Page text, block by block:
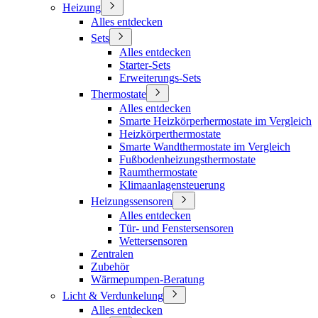
Heizung
Alles entdecken
Sets
Alles entdecken
Starter-Sets
Erweiterungs-Sets
Thermostate
Alles entdecken
Smarte Heizkörperhermostate im Vergleich
Heizkörperthermostate
Smarte Wandthermostate im Vergleich
Fußbodenheizungsthermostate
Raumthermostate
Klimaanlagensteuerung
Heizungssensoren
Alles entdecken
Tür- und Fenstersensoren
Wettersensoren
Zentralen
Zubehör
Wärmepumpen-Beratung
Licht & Verdunkelung
Alles entdecken